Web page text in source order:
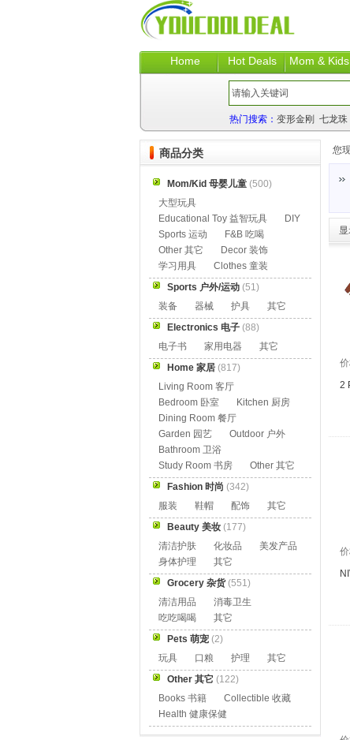
Home Hot Deals Mom & Kids
热门搜索： 变形金刚 七龙珠
价
2
价
您
商品分类
Mom/Kid 母婴儿童 (500)
大型玩具
Educational Toy 益智玩具
DIY
Sports 运动
F&B 吃喝
Other 其它
Decor 装饰
学习用具
Clothes 童装
Sports 户外/运动 (51)
装备
器械 护具
其它
Electronics 电子 (88)
电子书
家用电器
其它
Home 家居 (817)
Living Room 客厅
Bedroom 卧室
Kitchen 厨房
Dining Room 餐厅
Garden 园艺
Outdoor 户外
Bathroom 卫浴
Study Room 书房
Other 其它
Fashion 时尚 (342)
服装
鞋帽 配饰
其它
Beauty 美妆 (177)
清洁护肤
化妆品
美发产品
身体护理
其它
Grocery 杂货(551)
清洁用品
消毒卫生
吃吃喝喝
其它
Pets 萌宠 (2)
玩具
口粮 护理
其它
Other 其它 (122)
Books 书籍
Collectible 收藏
Health 健康保健